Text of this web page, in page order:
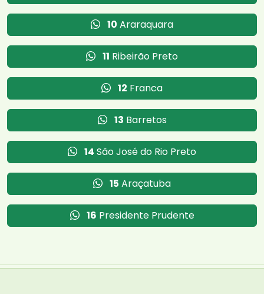
10 Araraquara
11 Ribeirão Preto
12 Franca
13 Barretos
14 São José do Rio Preto
15 Araçatuba
16 Presidente Prudente